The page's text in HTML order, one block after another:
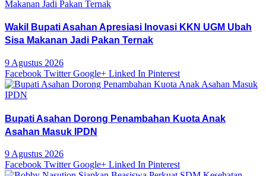
Wakil Bupati Asahan Apresiasi Inovasi KKN UGM Ubah
Sisa Makanan Jadi Pakan Ternak
9 Agustus 2026
Facebook Twitter Google+ Linked In Pinterest
Bupati Asahan Dorong Penambahan Kuota Anak
Asahan Masuk IPDN
9 Agustus 2026
Facebook Twitter Google+ Linked In Pinterest